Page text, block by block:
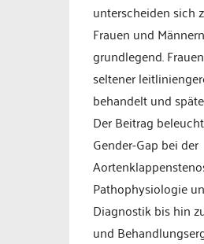
unterscheiden sich
Frauen und
grundlegend.
seltener
behandelt und
Der Beitrag
Gender-Gap bei der
Pathophysiologie
Diagnostik bis hin
und